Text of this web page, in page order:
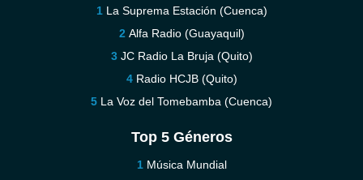
La Suprema Estación (Cuenca)
Alfa Radio (Guayaquil)
JC Radio La Bruja (Quito)
Radio HCJB (Quito)
La Voz del Tomebamba (Cuenca)
Top 5 Géneros
Música Mundial